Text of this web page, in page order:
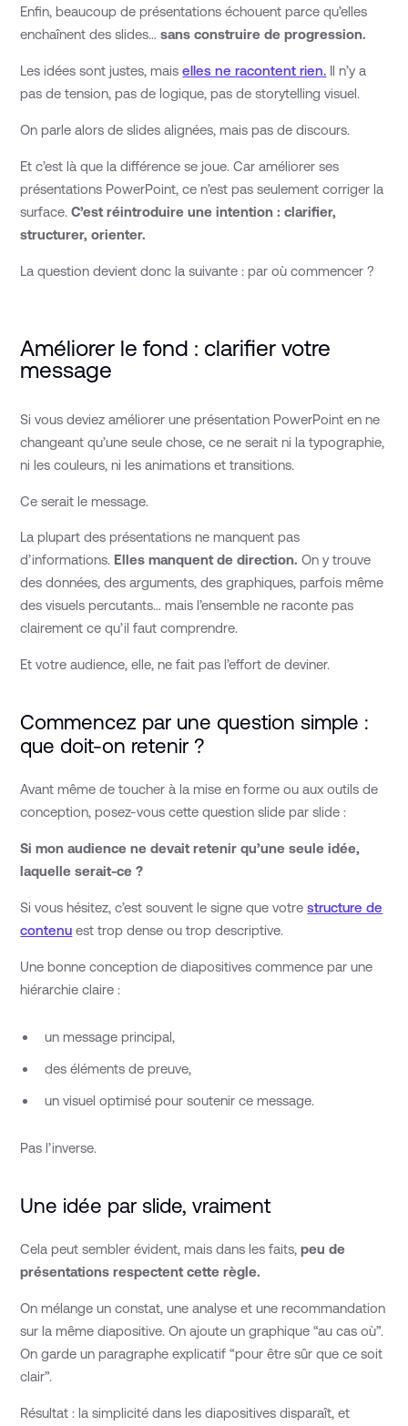
Enfin, beaucoup de présentations échouent parce qu’elles
enchaînent des slides…sans construire de progression.
Les idées sont justes, maiselles ne racontent rien. Il n’y a
pas de tension, pas de logique, pas de storytelling visuel.
On parle alors de slides alignées, mais pas de discours.
Et c’est là que la différence se joue. Car améliorer ses
présentations PowerPoint, ce n’est pas seulement corriger la
surface.C’est réintroduire une intention : clarifier,
structurer, orienter.
La question devient donc la suivante : par où commencer ?
Améliorer le fond : clarifier votre
message
Si vous deviez améliorer une présentation PowerPoint en ne
changeant qu’une seule chose, ce ne serait ni la typographie,
ni les couleurs, ni les animations et transitions.
Ce serait le message.
La plupart des présentations ne manquent pas
d’informations. Elles manquent de direction. On y trouve
des données, des arguments, des graphiques, parfois même
des visuels percutants… mais l’ensemble ne raconte pas
clairement ce qu’il faut comprendre.
Et votre audience, elle, ne fait pas l’effort de deviner.
Commencez par une question simple :
que doit-on retenir ?
Avant même de toucher à la mise en forme ou aux outils de
conception, posez-vous cette question slide par slide :
Si mon audience ne devait retenir qu’une seule idée,
laquelle serait-ce ?
Si vous hésitez, c’est souvent le signe que votrestructure de
contenu est trop dense ou trop descriptive.
Une bonne conception de diapositives commence par une
hiérarchie claire :
un message principal,
des éléments de preuve,
un visuel optimisé pour soutenir ce message.
Pas l’inverse.
Une idée par slide, vraiment
Cela peut sembler évident, mais dans les faits,peu de
présentations respectent cette règle.
On mélange un constat, une analyse et une recommandation
sur la même diapositive. On ajoute un graphique “au cas où”.
On garde un paragraphe explicatif “pour être sûr que ce soit
clair”.
Résultat : la simplicité dans les diapositives disparaît, et